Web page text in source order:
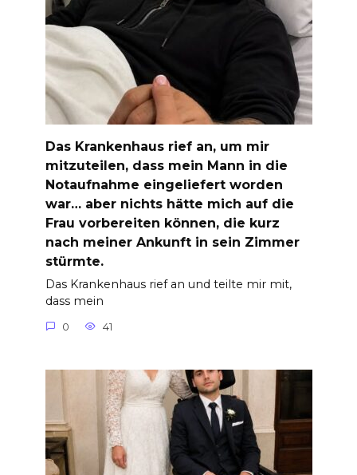
Das Krankenhaus rief an, um mir
mitzuteilen, dass mein Mann in die
Notaufnahme eingeliefert worden
war… aber nichts hätte mich auf die
Frau vorbereiten können, die kurz
nach meiner Ankunft in sein Zimmer
stürmte.
Das Krankenhaus rief an und teilte mir mit,
dass mein
0 41